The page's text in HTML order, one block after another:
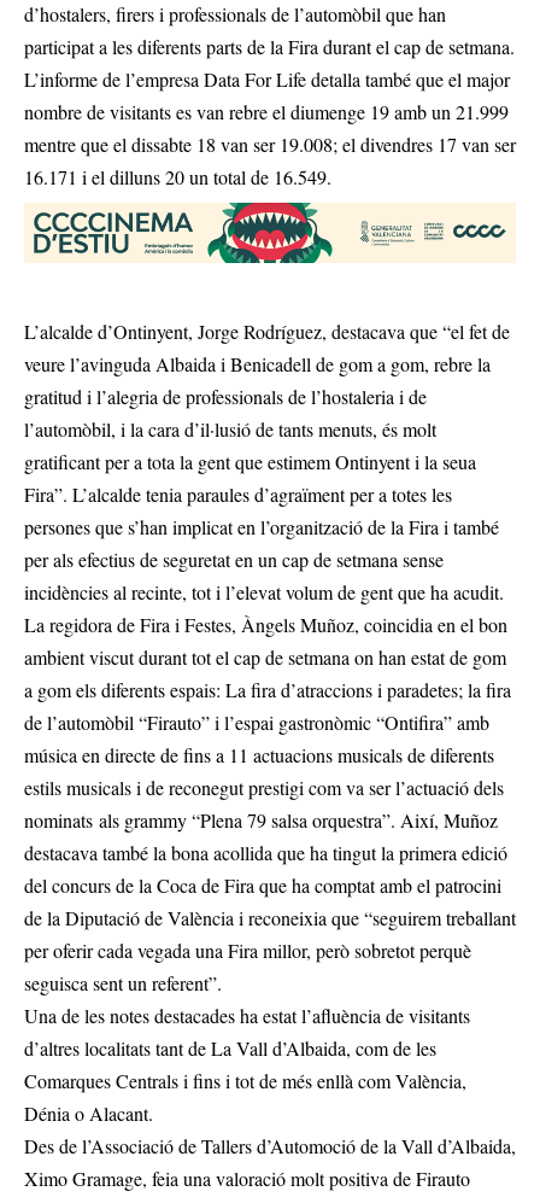
d’hostalers, firers i professionals de l’automòbil que han
participat a les diferents parts de la Fira durant el cap de setmana.
L’informe de l’empresa Data For Life detalla també que el major
nombre de visitants es van rebre el diumenge 19 amb un 21.999
mentre que el dissabte 18 van ser 19.008; el divendres 17 van ser
16.171 i el dilluns 20 un total de 16.549.
L’alcalde d’Ontinyent, Jorge Rodríguez, destacava que “el fet de
veure l’avinguda Albaida i Benicadell de gom a gom, rebre la
gratitud i l’alegria de professionals de l’hostaleria i de
l’automòbil, i la cara d’il·lusió de tants menuts, és molt
gratificant per a tota la gent que estimem Ontinyent i la seua
Fira”. L’alcalde tenia paraules d’agraïment per a totes les
persones que s’han implicat en l’organització de la Fira i també
per als efectius de seguretat en un cap de setmana sense
incidències al recinte, tot i l’elevat volum de gent que ha acudit.
La regidora de Fira i Festes, Àngels Muñoz, coincidia en el bon
ambient viscut durant tot el cap de setmana on han estat de gom
a gom els diferents espais: La fira d’atraccions i paradetes; la fira
de l’automòbil “Firauto” i l’espai gastronòmic “Ontifira” amb
música en directe de fins a 11 actuacions musicals de diferents
estils musicals i de reconegut prestigi com va ser l’actuació dels
nominats als grammy “Plena 79 salsa orquestra”. Així, Muñoz
destacava també la bona acollida que ha tingut la primera edició
del concurs de la Coca de Fira que ha comptat amb el patrocini
de la Diputació de València i reconeixia que “seguirem treballant
per oferir cada vegada una Fira millor, però sobretot perquè
seguisca sent un referent”.
Una de les notes destacades ha estat l’afluència de visitants
d’altres localitats tant de La Vall d’Albaida, com de les
Comarques Centrals i fins i tot de més enllà com València,
Dénia o Alacant.
Des de l’Associació de Tallers d’Automoció de la Vall d’Albaida,
Ximo Gramage, feia una valoració molt positiva de Firauto